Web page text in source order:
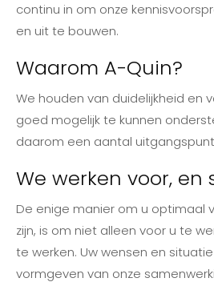
continu in om onze
en uit te bouwen.
Waarom A-Quin?
We houden van duidelijkheid en
goed mogelijk te kunnen
daarom een aantal
We werken voor, en
De enige manier om u optimaal
zijn, is om niet alleen voor u te
te werken. Uw wensen en
vormgeven van onze